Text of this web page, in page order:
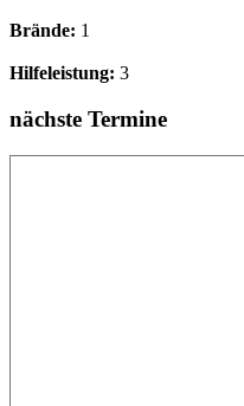
Brände: 1
Hilfeleistung: 3
nächste Termine